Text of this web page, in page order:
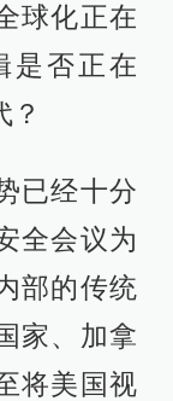
球化正在
是否正在
？
已经十分
全会议为
部的传统
家、加拿
将美国视